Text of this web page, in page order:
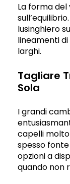
La forma
lusinghiero
lineamenti di
larghi.
Tagliare
Sola
I grandi
capelli
spesso
opzioni a
quando non